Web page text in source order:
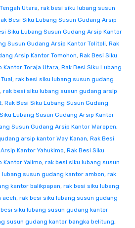
Utara, rak besi siku lubang susun
Besi Siku Lubang Susun Gudang Arsip
Siku Lubang Susun Gudang Arsip Kantor
Susun Gudang Arsip Kantor Tolitoli, Rak
Arsip Kantor Tomohon, Rak Besi Siku
Kantor Toraja Utara, Rak Besi Siku Lubang
, rak besi siku lubang susun gudang
, rak besi siku lubang susun gudang arsip
, Rak Besi Siku Lubang Susun Gudang
Lubang Susun Gudang Arsip Kantor
Susun Gudang Arsip Kantor Waropen,
arsip kantor Way Kanan, Rak Besi
Kantor Yahukimo, Rak Besi Siku
Kantor Yalimo, rak besi siku lubang susun
lubang susun gudang kantor ambon, rak
kantor balikpapan, rak besi siku lubang
aceh, rak besi siku lubang susun gudang
siku lubang susun gudang kantor
susun gudang kantor bangka belitung,